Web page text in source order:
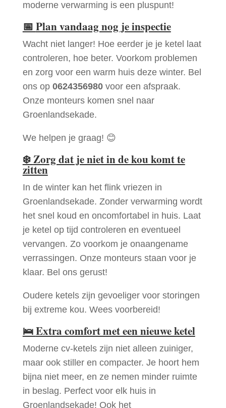
moderne verwarming is een pluspunt!
📅 Plan vandaag nog je inspectie
Wacht niet langer! Hoe eerder je je ketel laat
controleren, hoe beter. Voorkom problemen
en zorg voor een warm huis deze winter. Bel
ons op 0624356980voor een afspraak.
Onze monteurs komen snel naar
Groenlandsekade.
We helpen je graag! 😊
❄️Zorg dat je niet in de kou komt te
zitten
In de winter kan het flink vriezen in
Groenlandsekade. Zonder verwarming wordt
het snel koud en oncomfortabel in huis. Laat
je ketel op tijd controleren en eventueel
vervangen. Zo voorkom je onaangename
verrassingen. Onze monteurs staan voor je
klaar. Bel ons gerust!
Oudere ketels zijn gevoeliger voor storingen
bij extreme kou. Wees voorbereid!
🛌Extra comfort met een nieuwe ketel
Moderne cv-ketels zijn niet alleen zuiniger,
maar ook stiller en compacter. Je hoort hem
bijna niet meer, en ze nemen minder ruimte
in beslag. Perfect voor elk huis in
Groenlandsekade! Ook het